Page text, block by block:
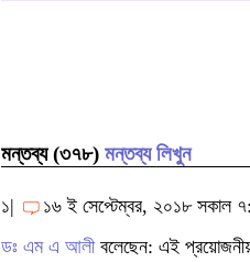
মন্তব্য (৩৭৮) মন্তব্য লিখুন
১|
১৬ ই সেপ্টেম্বর, ২০১৮ সকাল
ডঃ এম এ আলীবলেছেন: এই